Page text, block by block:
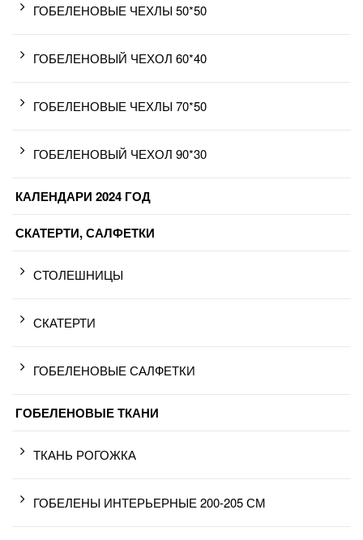
ГОБЕЛЕНОВЫЕ ЧЕХЛЫ 50*50
ГОБЕЛЕНОВЫЙ ЧЕХОЛ 60*40
ГОБЕЛЕНОВЫЕ ЧЕХЛЫ 70*50
ГОБЕЛЕНОВЫЙ ЧЕХОЛ 90*30
КАЛЕНДАРИ 2024 ГОД
СКАТЕРТИ, САЛФЕТКИ
СТОЛЕШНИЦЫ
СКАТЕРТИ
ГОБЕЛЕНОВЫЕ САЛФЕТКИ
ГОБЕЛЕНОВЫЕ ТКАНИ
ТКАНЬ РОГОЖКА
ГОБЕЛЕНЫ ИНТЕРЬЕРНЫЕ 200-205 СМ